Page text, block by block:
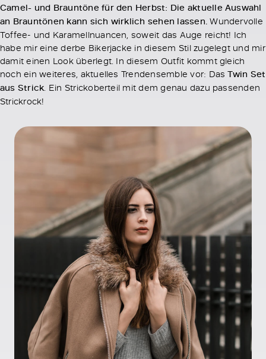
Camel- und Brauntöne für den Herbst: Die aktuelle Auswahl
an Brauntönen kann sich wirklich sehen lassen. Wundervolle
Toffee- und Karamellnuancen, soweit das Auge reicht! Ich
habe mir eine derbe Bikerjacke in diesem Stil zugelegt und mir
damit einen Look überlegt. In diesem Outfit kommt gleich
noch ein weiteres, aktuelles Trendensemble vor: DasTwin Set
aus Strick . Ein Strickoberteil mit dem genau dazu passenden
Strickrock!